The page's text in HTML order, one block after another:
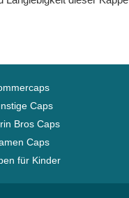
Caps
Bros Caps
Caps
für Kinder